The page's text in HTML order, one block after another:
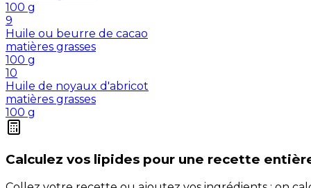
100 g
9
Huile ou beurre de cacao
matières grasses
100 g
10
Huile de noyaux d'abricot
matières grasses
100 g
Calculez vos lipides pour une recette